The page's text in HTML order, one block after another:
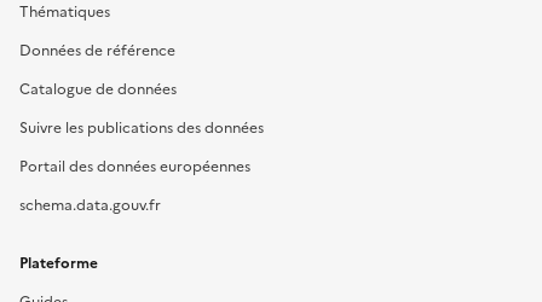
Thématiques
Données de référence
Catalogue de données
Suivre les publications des données
Portail des données européennes
schema.data.gouv.fr
Plateforme